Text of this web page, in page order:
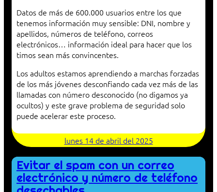
Datos de más de 600.000 usuarios entre los que
tenemos información muy sensible: DNI, nombre y
apellidos, números de teléfono, correos
electrónicos… información ideal para hacer que los
timos sean más convincentes.
Los adultos estamos aprendiendo a marchas forzadas
de los más jóvenes desconfiando cada vez más de las
llamadas con número desconocido (no digamos ya
ocultos) y este grave problema de seguridad solo
puede acelerar este proceso.
lunes 14 de abril del 2025
Evitar el spam con un correo
electrónico y número de teléfono